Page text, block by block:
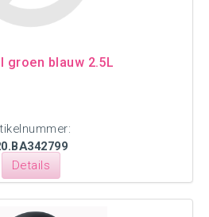
groen blauw 2.5L
Details